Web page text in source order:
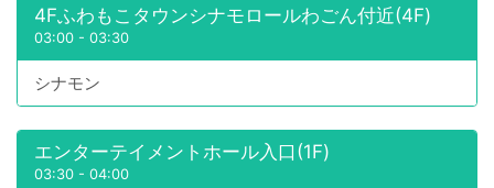
4Fふわもこタウンシナモロールわごん付近(4F)
03:00 - 03:30
シナモン
エンターテイメントホール入口(1F)
03:30 - 04:00